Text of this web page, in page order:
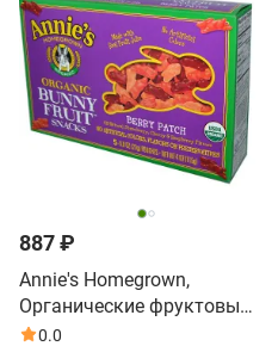
887 ₽
Annie's Homegrown,
Органические фруктовые
закуски, Берри патч, 5
0.0